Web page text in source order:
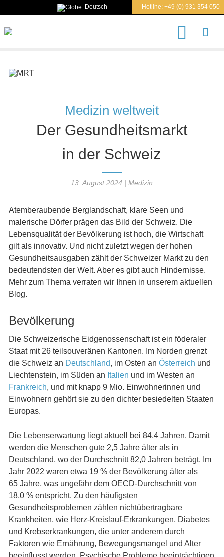
Hotline: +49 (0) 931 354 050
Deutsch
Medizin weltweit
Der Gesundheitsmarkt
in der Schweiz
13. August 2024 | Medizin
Atemberaubende Berglandschaft, klare Seen und
malerische Dörfer prägen das Bild der Schweiz. Die
Lebensqualität der Bevölkerung ist hoch, die Wirtschaft
gilt als innovativ. Und nicht zuletzt wegen der hohen
Gesundheitsausgaben zählt der Schweizer Markt zu den
bedeutendsten der Welt. Aber es gibt auch Hindernisse.
Mehr zum Thema verraten wir Ihnen in unserem aktuellen
Blog.
Bevölkerung
Die Schweizerische Eidgenossenschaft ist ein föderaler
Staat mit 26 teilsouveränen Kantonen. Im Norden grenzt
die Schweiz an Deutschland, im Osten an Österreich und
Liechtenstein, im Süden an Italien und im Westen an
Frankreich, und mit knapp 9 Mio. Einwohnerinnen und
Einwohnern gehört sie zu den dichter besiedelten Staaten
Europas.
Die Lebenserwartung liegt aktuell bei 84,4 Jahren. Damit
werden die Menschen gute 2,5 Jahre älter als in
Deutschland, wo der Durchschnitt 82,0 Jahren beträgt. Im
Jahr 2022 waren etwa 19 % der Bevölkerung älter als
65 Jahre, was ungefähr dem OECD-Durchschnitt von
18,0 % entspricht. Zu den häufigsten
Gesundheitsproblemen zählen nichtübertragbare
Krankheiten, wie Herz-Kreislauf-Erkrankungen, Diabetes
und Krebserkrankungen, die unter anderem durch
Faktoren wie Ernährung, Bewegungsmangel und Alter